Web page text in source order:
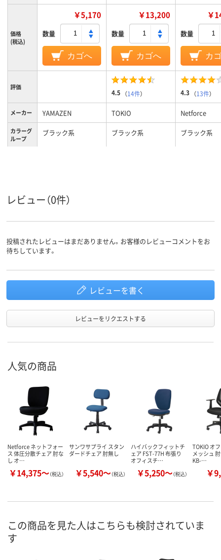
価格
(税込)
￥5,170
数量
カゴへ
￥13,200
数量
カゴへ
￥
数量
カ
評価
4.5 （14件） 4.3 （13件）
メーカー YAMAZEN TOKIO Netforce
カラーグ
ループ
ブラック系 ブラック系 ブラック系
レビュー（0件）
投稿されたレビューはまだありません。お客様のレビューコメントをお
待ちしています。
レビューを書く
レビューをリクエストする
人気の商品
Netforce ネットフォー
ス 体圧分散チェア 肘な
し オ…
￥14,375～（税込）
サンワサプライ スタン
ダードチェア 肘無し
￥5,540～（税込）
ハイバックフィットチ
ェア FST-77H 布張り
オフィスチ…
￥5,250～（税込）
TOKIO オ
メッシュ
KB-…
￥
この商品を見た人はこちらも検討されていま
す